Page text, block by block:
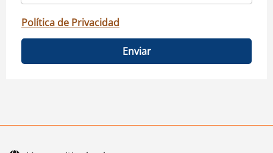
Política de Privacidad
Enviar